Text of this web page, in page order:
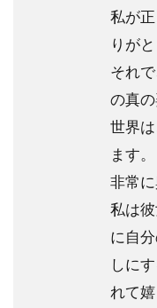
私が
りが
それ
の真の
世界
ます。
非常に
私は
に自
しに
れて嬉